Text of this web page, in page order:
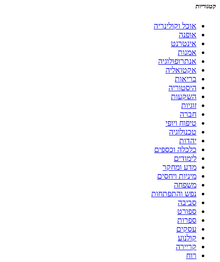
קטגוריות
אוכל וקולינריה
אופנה
אינטרנט
אמנות
אנתרופולוגיה
אקטואליה
בריאות
היסטוריה
השקעות
זוגיות
חברה
טיפוח ויופי
טכנולוגיה
יהדות
כלכלה וכספים
לימודים
מדע ומחקר
מיניות ויחסים
משפחה
נפש והתפתחות
סביבה
ספורט
ספרות
עסקים
קולנוע
קריירה
רוח